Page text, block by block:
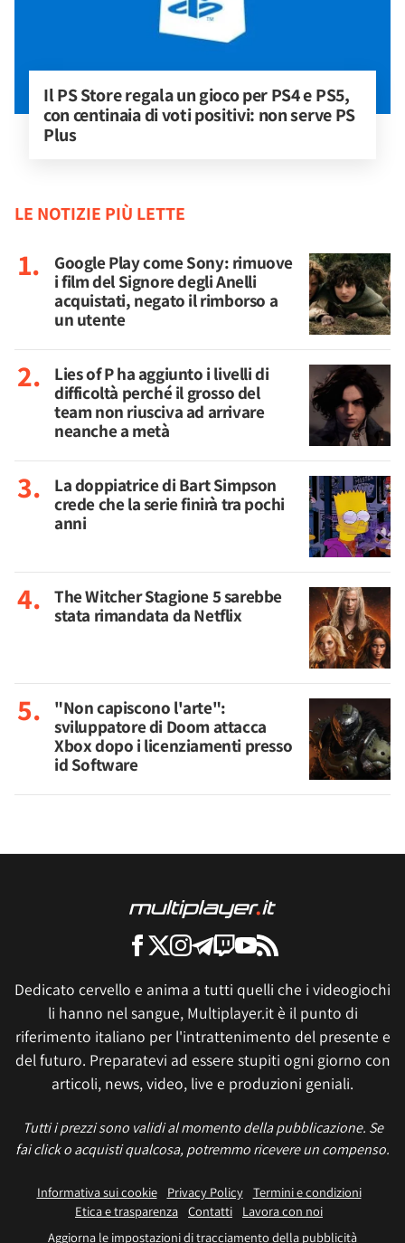
Il PS Store regala un gioco per PS4 e PS5,
con centinaia di voti positivi: non serve PS
Plus
LE NOTIZIE PIÙ LETTE
Google Play come Sony: rimuove
i film del Signore degli Anelli
acquistati, negato il rimborso a
un utente
Lies of P ha aggiunto i livelli di
difficoltà perché il grosso del
team non riusciva ad arrivare
neanche a metà
La doppiatrice di Bart Simpson
crede che la serie finirà tra pochi
anni
The Witcher Stagione 5 sarebbe
stata rimandata da Netflix
"Non capiscono l'arte":
sviluppatore di Doom attacca
Xbox dopo i licenziamenti presso
id Software
Dedicato cervello e anima a tutti quelli che i videogiochi
li hanno nel sangue, Multiplayer.it è il punto di
riferimento italiano per l'intrattenimento del presente e
del futuro. Preparatevi ad essere stupiti ogni giorno con
articoli, news, video, live e produzioni geniali.
Tutti i prezzi sono validi al momento della pubblicazione. Se
fai click o acquisti qualcosa, potremmo ricevere un compenso.
Informativa sui cookie Privacy Policy
Termini e condizioni
Etica e trasparenza Contatti
Lavora con noi
Aggiorna le impostazioni di tracciamento della pubblicità